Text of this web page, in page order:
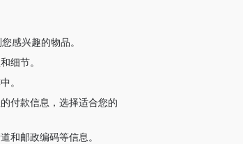
感兴趣的物品。
细节。
。
付款信息，选择适合您的
和邮政编码等信息。